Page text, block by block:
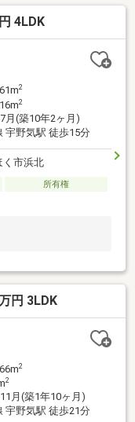
事動線が効率良く、
間としてもストレ
歩１１分、白尾イン
登方面へも便利！小
に間仕切り可能！！
4LDK
2
2
月(築10年2ヶ月)
宇野気駅 徒歩15分
く市浜北
所有権
円 3LDK
2
2
月(築1年10ヶ月)
宇野気駅 徒歩21分